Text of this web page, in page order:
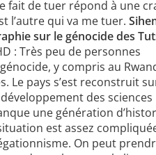
fait de tuer répond à une
l’autre qui va me tuer.
sur le génocide des
: Très peu de personnes
y compris au
Le pays s’est reconstruit
des sciences
une génération
est assez
On peut